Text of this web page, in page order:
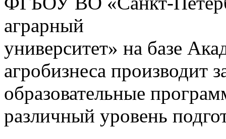
аграрный
университет» на базе
агробизнеса производит
образовательные
различный уровень